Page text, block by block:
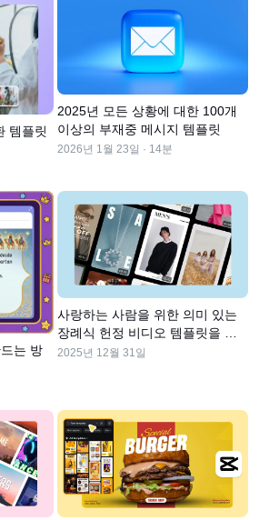
2.5
로
로그
프로그램
브 캠퍼스
정보
2.0 Launch
템플릿
2025년 모든 상황에 대한 100개
이상의 부재중 메시지 템플릿
2026년 1월 23일 · 14분
는 방
사랑하는 사람을 위한 의미 있는
장례식 헌정 비디오 템플릿을 만
드는 방법
2025년 12월 31일